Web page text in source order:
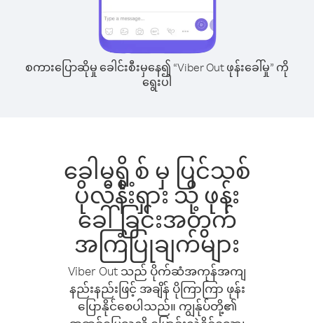
စကားပြောဆိုမှု ခေါင်းစီးမှနေ၍ “Viber Out ဖုန်းခေါ်မှု” ကို
ရွေးပါ
ခေါမရို့စ် မှ ပြင်သစ်
ပိုလီနီးရှား သို့ ဖုန်း
ခေါ်ခြင်းအတွက်
အကြံပြုချက်များ
Viber Out သည် ပိုက်ဆံအကုန်အကျ
နည်းနည်းဖြင့် အချိန် ပိုကြာကြာ ဖုန်း
ပြောနိုင်စေပါသည်။ ကျွန်ုပ်တို့၏